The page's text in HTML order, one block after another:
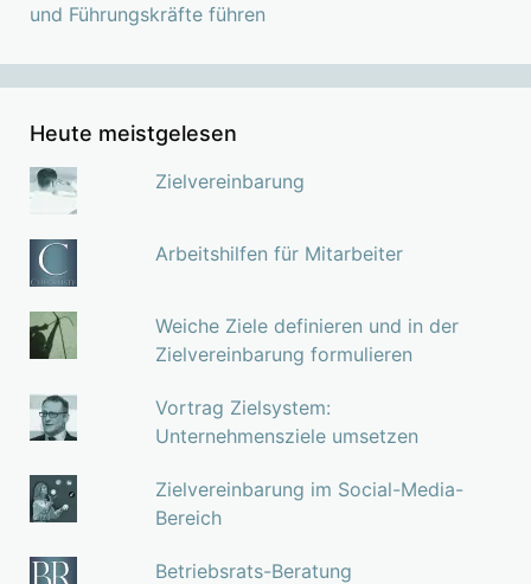
und Führungskräfte führen
Heute meistgelesen
Zielvereinbarung
Arbeitshilfen für Mitarbeiter
Weiche Ziele definieren und in der
Zielvereinbarung formulieren
Vortrag Zielsystem:
Unternehmensziele umsetzen
Zielvereinbarung im Social-Media-
Bereich
Betriebsrats-Beratung